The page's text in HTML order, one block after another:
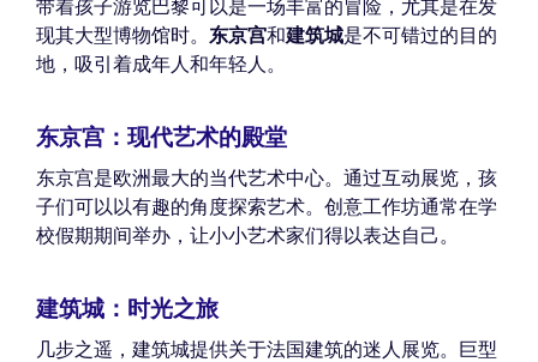
带着孩子游览巴黎可以是一场丰富的冒险，尤其是在发
现其大型博物馆时。 东京宫和建筑城是不可错过的目的
地，吸引着成年人和年轻人。
东京宫：现代艺术的殿堂
东京宫是欧洲最大的当代艺术中心。通过互动展览，孩
子们可以以有趣的角度探索艺术。创意工作坊通常在学
校假期期间举办，让小小艺术家们得以表达自己。
建筑城：时光之旅
几步之遥，建筑城提供关于法国建筑的迷人展览。巨型